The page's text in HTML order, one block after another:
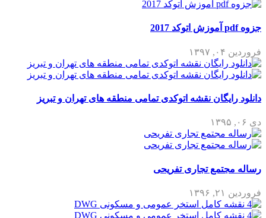
جزوه pdf آموزش اتوکد 2017
فروردین ۰۴, ۱۳۹۷
دانلود رایگان نقشه اتوکدی تمامی منطقه های تهران و تبریز
دی ۰۶, ۱۳۹۵
رساله مجتمع تجاری تفریحی
فروردین ۲۱, ۱۳۹۶